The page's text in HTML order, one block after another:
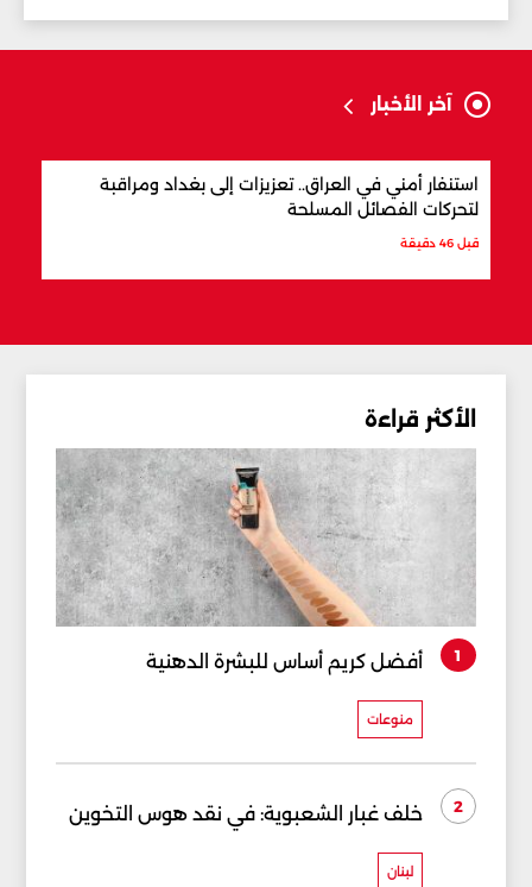
آخر الأخبار
استنفار أمني في العراق.. تعزيزات إلى بغداد ومراقبة
لتحركات الفصائل المسلحة
قبل 46 دقيقة
الأكثر قراءة
1 أفضل كريم أساس للبشرة الدهنية
منوعات
2 خلف غبار الشعبوية: في نقد هوس التخوين
لبنان